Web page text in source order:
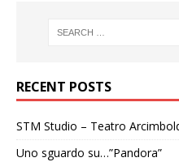
RECENT POSTS
STM Studio – Teatro
Uno sguardo su…”Pandora”